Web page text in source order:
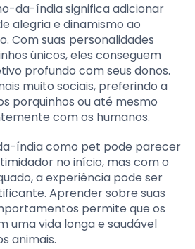
da-índia significa adicionar
alegria e dinamismo ao
Com suas personalidades
únicos, eles conseguem
profundo com seus donos.
muito sociais, preferindo a
porquinhos ou até mesmo
com os humanos.
índia como pet pode parecer
no início, mas com o
a experiência pode ser
Aprender sobre suas
permite que os
uma vida longa e saudável
animais.